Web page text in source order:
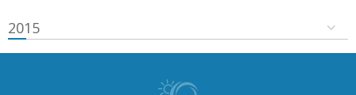
2015